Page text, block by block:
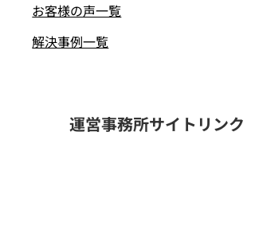
お客様の声一覧
解決事例一覧
運営事務所サイトリンク